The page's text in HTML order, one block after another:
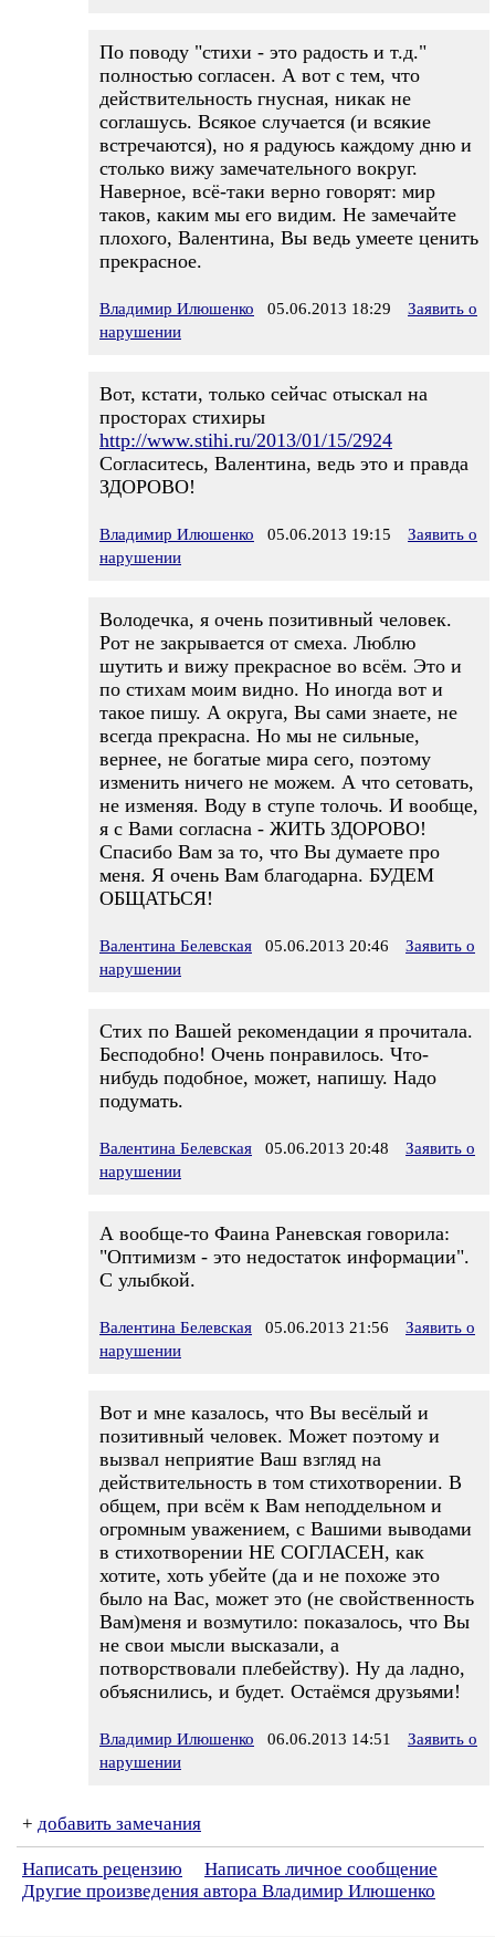
По поводу "стихи - это радость и т.д."
полностью согласен. А вот с тем, что
действительность гнусная, никак не
соглашусь. Всякое случается (и всякие
встречаются), но я радуюсь каждому дню и
столько вижу замечательного вокруг.
Наверное, всё-таки верно говорят: мир
таков, каким мы его видим. Не замечайте
плохого, Валентина, Вы ведь умеете ценить
прекрасное.
Владимир Илюшенко 05.06.2013 18:29
Заявить о
нарушении
Вот, кстати, только сейчас отыскал на
просторах стихиры
http://www.stihi.ru/2013/01/15/2924
Согласитесь, Валентина, ведь это и правда
ЗДОРОВО!
Владимир Илюшенко 05.06.2013 19:15
Заявить о
нарушении
Володечка, я очень позитивный человек.
Рот не закрывается от смеха. Люблю
шутить и вижу прекрасное во всём. Это и
по стихам моим видно. Но иногда вот и
такое пишу. А округа, Вы сами знаете, не
всегда прекрасна. Но мы не сильные,
вернее, не богатые мира сего, поэтому
изменить ничего не можем. А что сетовать,
не изменяя. Воду в ступе толочь. И вообще,
я с Вами согласна - ЖИТЬ ЗДОРОВО!
Спасибо Вам за то, что Вы думаете про
меня. Я очень Вам благодарна. БУДЕМ
ОБЩАТЬСЯ!
Валентина Белевская 05.06.2013 20:46
Заявить о
нарушении
Стих по Вашей рекомендации я прочитала.
Бесподобно! Очень понравилось. Что-
нибудь подобное, может, напишу. Надо
подумать.
Валентина Белевская 05.06.2013 20:48
Заявить о
нарушении
А вообще-то Фаина Раневская говорила:
"Оптимизм - это недостаток информации".
С улыбкой.
Валентина Белевская 05.06.2013 21:56
Заявить о
нарушении
Вот и мне казалось, что Вы весёлый и
позитивный человек. Может поэтому и
вызвал неприятие Ваш взгляд на
действительность в том стихотворении. В
общем, при всём к Вам неподдельном и
огромным уважением, с Вашими выводами
в стихотворении НЕ СОГЛАСЕН, как
хотите, хоть убейте (да и не похоже это
было на Вас, может это (не свойственность
Вам)меня и возмутило: показалось, что Вы
не свои мысли высказали, а
потворствовали плебейству). Ну да ладно,
объяснились, и будет. Остаёмся друзьями!
Владимир Илюшенко 06.06.2013 14:51
Заявить о
нарушении
+ добавить замечания
Написать рецензию
Написать личное сообщение
Другие произведения автора Владимир Илюшенко